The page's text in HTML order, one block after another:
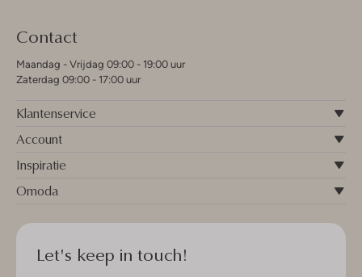
Contact
Maandag - Vrijdag 09:00 - 19:00 uur
Zaterdag 09:00 - 17:00 uur
Klantenservice
Account
Inspiratie
Omoda
Let's keep in touch!